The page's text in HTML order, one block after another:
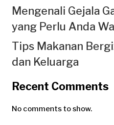
Mengenali Gejala
yang Perlu Anda
Tips Makanan
dan Keluarga
Recent Comments
No comments to show.